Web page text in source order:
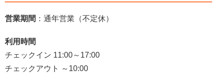
営業期間 ：通年営業（不定休）
利用時間
チェックイン 11:00～17:00
チェックアウト ～10:00